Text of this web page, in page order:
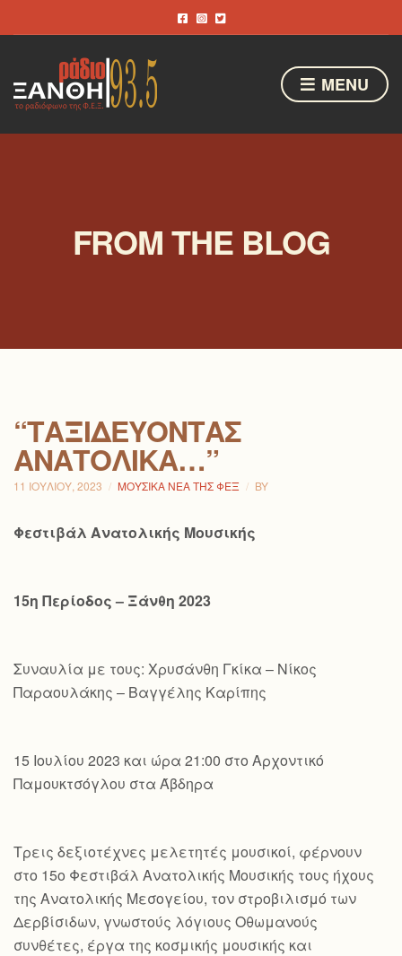
MENU
FROM THE BLOG
“ΤΑΞΙΔΕΎΟΝΤΑΣ
ΑΝΑΤΟΛΙΚΆ…”
11 ΙΟΥΛΊΟΥ, 2023 ΜΟΥΣΙΚΆ ΝΈΑ ΤΗΣ ΦΕΞ BY
Φεστιβάλ Ανατολικής Μουσικής
15η Περίοδος – Ξάνθη 2023
Συναυλία με τους: Χρυσάνθη Γκίκα – Νίκος
Παραουλάκης – Βαγγέλης Καρίπης
15 Ιουλίου 2023 και ώρα 21:00 στο Αρχοντικό
Παμουκτσόγλου στα Άβδηρα
Τρεις δεξιοτέχνες μελετητές μουσικοί, φέρνουν
στο 15ο Φεστιβάλ Ανατολικής Μουσικής τους ήχους
της Ανατολικής Μεσογείου, τον στροβιλισμό των
Δερβίσιδων, γνωστούς λόγιους Οθωμανούς
συνθέτες, έργα της κοσμικής μουσικής και